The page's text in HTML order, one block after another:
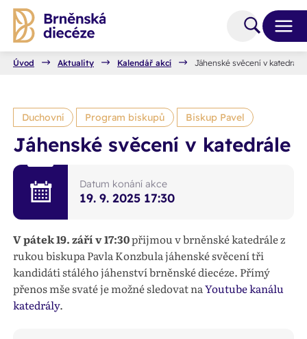
Úvod Aktuality Kalendář akcí Jáhenské svěcení v katedrále
Duchovní Program biskupů Biskup Pavel
Jáhenské svěcení v katedrále
Datum konání akce
19. 9. 2025 17:30
V pátek 19. září v 17:30přijmou v brněnské katedrále z
rukou biskupa Pavla Konzbula jáhenské svěcení tři
kandidáti stálého jáhenství brněnské diecéze. Přímý
přenos mše svaté je možné sledovat naYoutube kanálu
katedrály.